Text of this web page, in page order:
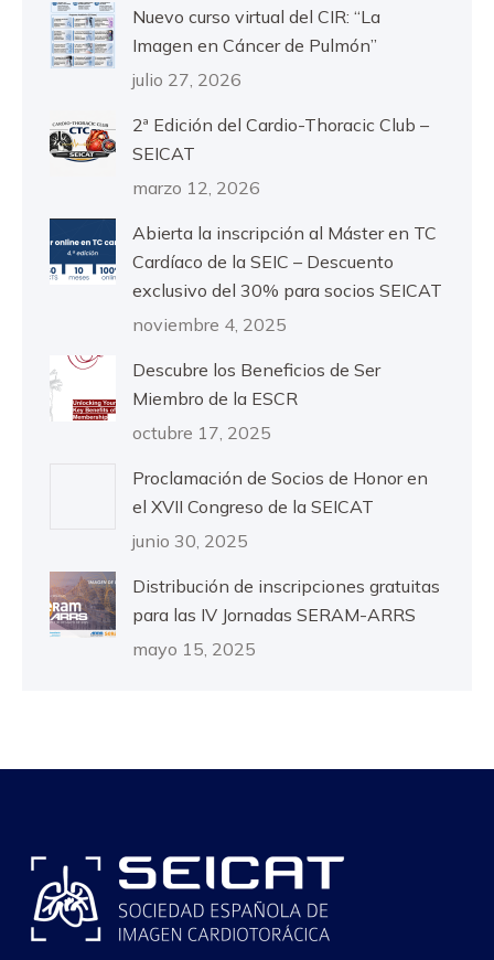
Nuevo curso virtual del CIR: “La
Imagen en Cáncer de Pulmón”
julio 27, 2026
2ª Edición del Cardio-Thoracic Club –
SEICAT
marzo 12, 2026
Abierta la inscripción al Máster en TC
Cardíaco de la SEIC – Descuento
exclusivo del 30% para socios SEICAT
noviembre 4, 2025
Descubre los Beneficios de Ser
Miembro de la ESCR
octubre 17, 2025
Proclamación de Socios de Honor en
el XVII Congreso de la SEICAT
junio 30, 2025
Distribución de inscripciones gratuitas
para las IV Jornadas SERAM-ARRS
mayo 15, 2025